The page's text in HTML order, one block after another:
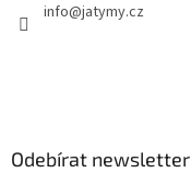
info@jatymy.cz
Odebírat newsletter